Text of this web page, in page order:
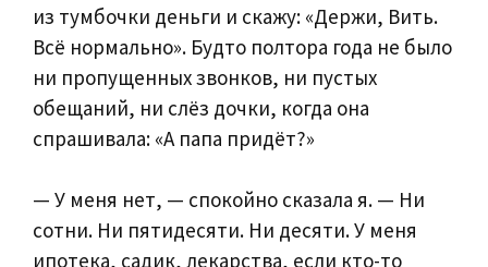
из тумбочки деньги и скажу: «Держи, Вить.
Всё нормально». Будто полтора года не было
ни пропущенных звонков, ни пустых
обещаний, ни слёз дочки, когда она
спрашивала: «А папа придёт?»
— У меня нет, — спокойно сказала я. — Ни
сотни. Ни пятидесяти. Ни десяти. У меня
ипотека, садик, лекарства, если кто-то